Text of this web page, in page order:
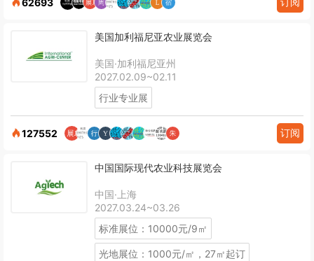
美国加利福尼亚农业展览会
美国·加利福尼亚州
2027.02.09~02.11
行业专业展
127552 订阅
中国国际现代农业科技展览会
中国·上海
2027.03.24~03.26
标准展位：10000元/9㎡
光地展位：1000元/㎡，27㎡起订